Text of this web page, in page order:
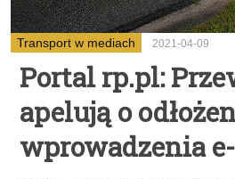
Transport w mediach 2021-04-09
Portal rp.pl:
apelują o
wprowadzenia